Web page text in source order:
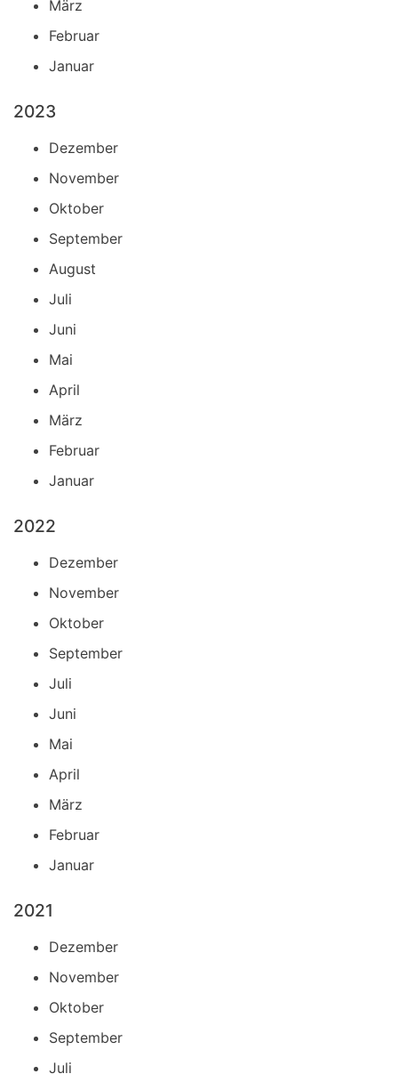
März
Februar
Januar
2023
Dezember
November
Oktober
September
August
Juli
Juni
Mai
April
März
Februar
Januar
2022
Dezember
November
Oktober
September
Juli
Juni
Mai
April
März
Februar
Januar
2021
Dezember
November
Oktober
September
Juli